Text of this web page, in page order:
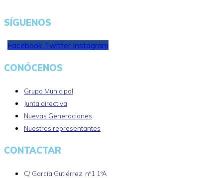
SÍGUENOS
Facebook Twitter Instagram
CONÓCENOS
Grupo Municipal
Junta directiva
Nuevas Generaciones
Nuestros representantes
CONTACTAR
C/ García Gutiérrez, nº1 1ºA